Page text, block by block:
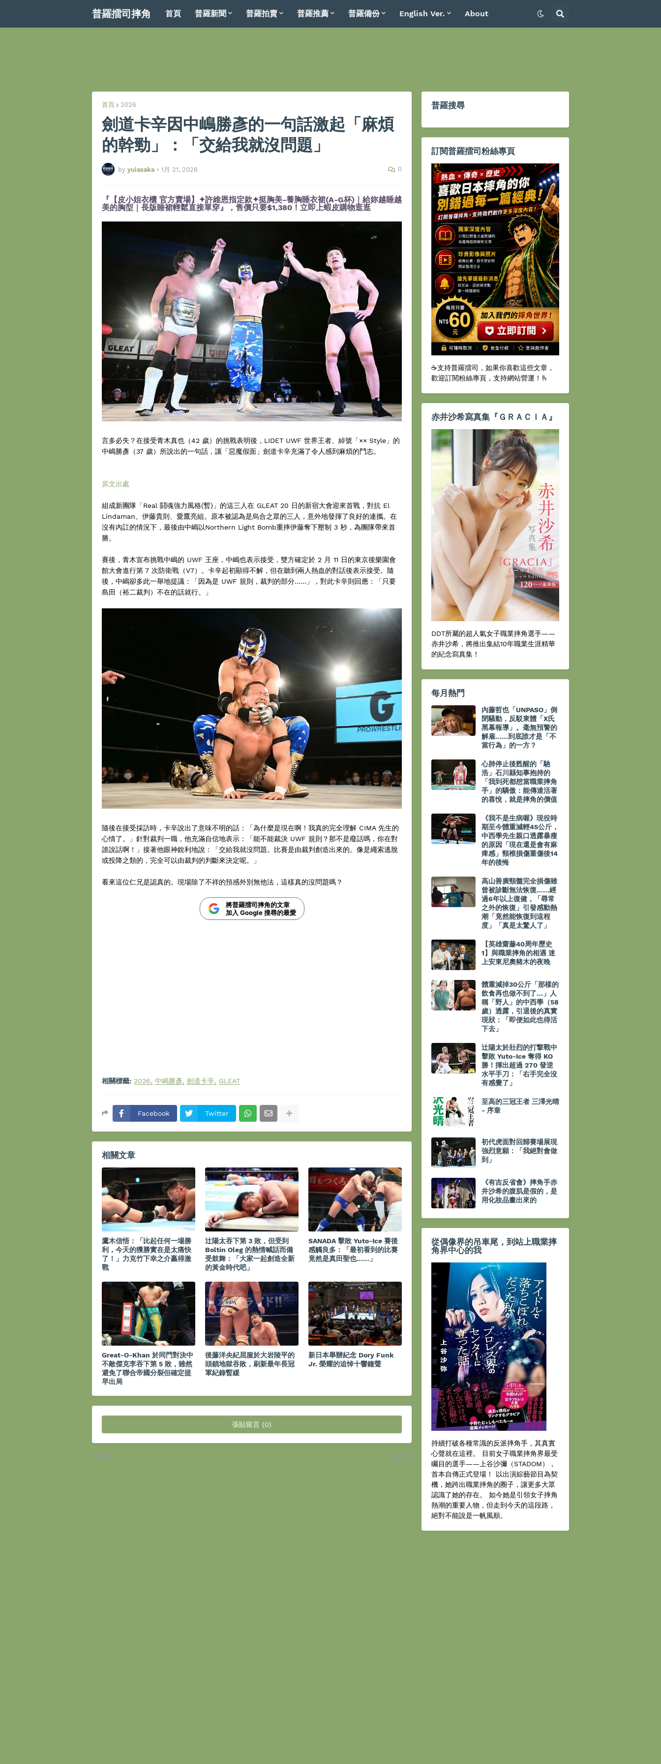
普羅擂司摔角 首頁 普羅新聞 普羅拍賣 普羅推薦 普羅備份 English Ver. About
首頁 2026
劍道卡辛因中嶋勝彥的一句話激起「麻煩
的幹勁」：「交給我就沒問題」
by yuiasaka • 1月 21, 2026 0
『【皮小姐衣櫃 官方賣場】✦許維恩指定款✦挺胸美-養胸睡衣裙(A-G杯)｜給妳越睡越
美的胸型｜長版睡裙輕鬆直接單穿』，售價只要$1,380！立即上蝦皮購物逛逛
言多必失？在接受青木真也（42 歲）的挑戰表明後，LIDET UWF 世界王者、綽號「×× Style」的
中嶋勝彥（37 歲）所說出的一句話，讓「惡魔假面」劍道卡辛充滿了令人感到麻煩的鬥志。
原文出處
組成新團隊「Real 鬪魂強力風格(暫)」的這三人在 GLEAT 20 日的新宿大會迎來首戰，對抗 El
Lindaman、伊藤貴則、愛鷹亮組。原本被認為是烏合之眾的三人，意外地發揮了良好的連攜。在
沒有內訌的情況下，最後由中嶋以Northern Light Bomb重摔伊藤奪下壓制 3 秒，為團隊帶來首
勝。
賽後，青木宣布挑戰中嶋的 UWF 王座，中嶋也表示接受，雙方確定於 2 月 11 日的東京後樂園會
館大會進行第 7 次防衛戰（V7）。卡辛起初顯得不解，但在聽到兩人熱血的對話後表示接受。隨
後，中嶋卻多此一舉地提議：「因為是 UWF 規則，裁判的部分……」，對此卡辛則回應：「只要
島田（裕二裁判）不在的話就行。」
隨後在接受採訪時，卡辛說出了意味不明的話：「為什麼是現在啊！我真的完全理解 CIMA 先生的
心情了。」針對裁判一職，他充滿自信地表示：「能不能裁決 UWF 規則？那不是廢話嗎，你在對
誰說話啊！」接著他眼神銳利地說：「交給我就沒問題。比賽是由裁判創造出來的。像是繩索逃脫
或投降之類的，完全可以由裁判的判斷來決定呢。」
看來這位仁兄是認真的。現場除了不祥的預感外別無他法，這樣真的沒問題嗎？
將普羅擂司摔角的文章
加入 Google 搜尋的最愛
相關標籤: 2026 中嶋勝彥 劍道卡辛 GLEAT
Facebook Twitter
相關文章
鷹木信悟：「比起任何一場勝
利，今天的獲勝實在是太痛快
了！」力克竹下幸之介贏得激
戰
辻陽太吞下第 3 敗，但受到
Boltin Oleg 的熱情喊話而備
受鼓舞：「大家一起創造全新
的黃金時代吧」
SANADA 擊敗 Yuto-Ice 賽後
感觸良多：「最初看到的比賽
竟然是真田聖也……」
Great-O-Khan 於同門對決中
不敵傑克李吞下第 5 敗，雖然
避免了聯合帝國分裂但確定提
早出局
後藤洋央紀屈服於大岩陵平的
頭鎖地獄吞敗，刷新最年長冠
軍紀錄暫緩
新日本舉辦紀念 Dory Funk
Jr. 榮耀的追悼十響鐘聲
張貼留言 (0)
較新的 較舊
普羅搜尋
訂閱普羅擂司粉絲專頁
☕️支持普羅擂司，如果你喜歡這些文章，
歡迎訂閱粉絲專頁，支持網站營運！🫰
赤井沙希寫真集『ＧＲＡＣＩＡ』
DDT所屬的超人氣女子職業摔角選手——
赤井沙希，將推出集結10年職業生涯精華
的紀念寫真集！
每月熱門
內藤哲也「UNPASO」倒
閉騷動，反駁東體「X氏
黑幕報導」。毫無預警的
解雇……到底誰才是「不
當行為」的一方？
心肺停止後甦醒的「馳
浩」石川縣知事抱持的
「我到死都想當職業摔角
手」的驕傲：能傳達活著
的喜悅，就是摔角的價值
《我不是生病喔》現役時
期至今體重減輕45公斤，
中西學先生親口透露暴瘦
的原因「現在還是會有麻
痺感」頸椎損傷重傷後14
年的後悔
高山善廣頸髓完全損傷雖
曾被診斷無法恢復……經
過6年以上復健，「尋常
之外的恢復」引發感動熱
潮「竟然能恢復到這程
度」「真是太驚人了」
【英雄齋藤40周年歷史
1】與職業摔角的相遇 迷
上安東尼奧豬木的夜晚
體重減掉30公斤「那樣的
飲食再也做不到了…」人
稱「野人」的中西學（58
歲）透露，引退後的真實
現狀：「即便如此也得活
下去」
辻陽太於壯烈的打撃戰中
擊敗 Yuto-Ice 奪得 KO
勝！揮出超過 270 發逆
水平手刀：「右手完全沒
有感覺了」
至高的三冠王者 三澤光晴
- 序章
初代虎面對回歸賽場展現
強烈意願：「我絕對會做
到」
《有吉反省會》摔角手赤
井沙希的腹肌是假的，是
用化妝品畫出來的
從偶像界的吊車尾，到站上職業摔
角界中心的我
持續打破各種常識的反派摔角手，其真實
心聲就在這裡。 目前女子職業摔角界最受
矚目的選手——上谷沙彌（STADOM），
首本自傳正式登場！ 以出演綜藝節目為契
機，她跨出職業摔角的圈子，讓更多大眾
認識了她的存在。 如今她是引領女子摔角
熱潮的重要人物，但走到今天的這段路，
絕對不能說是一帆風順。